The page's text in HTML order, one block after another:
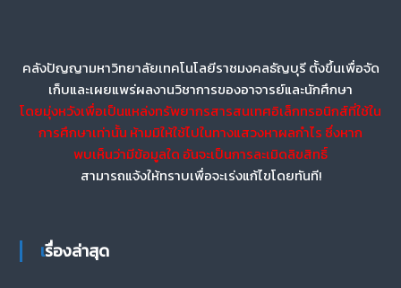
คลังปัญญามหาวิทยาลัยเทคโนโลยีราชมงคลธัญบุรี ตั้งขึ้นเพื่อจัด
เก็บและเผยแพร่ผลงานวิชาการของอาจารย์และนักศึกษา
โดยมุ่งหวังเพื่อเป็นแหล่งทรัพยากรสารสนเทศอิเล็กทรอนิกส์ที่ใช้ใน
การศึกษาเท่านั้น ห้ามมิให้ใช้ไปในทางแสวงหาผลกำไร ซึ่งหาก
พบเห็นว่ามีข้อมูลใด อันจะเป็นการละเมิดลิขสิทธิ์
สามารถแจ้งให้ทราบเพื่อจะเร่งแก้ไขโดยทันที!
เรื่องล่าสุด